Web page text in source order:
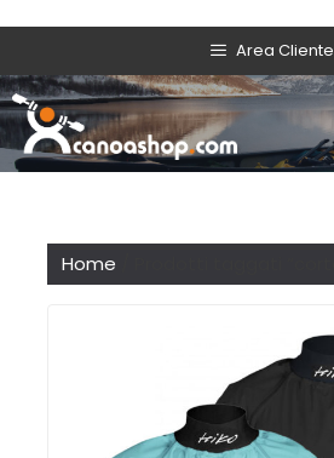
Area Cliente
Home